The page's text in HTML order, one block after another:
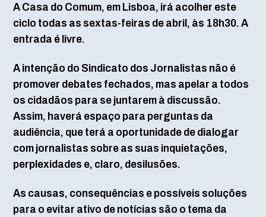
A Casa do Comum, em Lisboa, irá acolher este
ciclo todas as sextas-feiras de abril, às 18h30. A
entrada é livre.
A intenção do Sindicato dos Jornalistas não é
promover debates fechados, mas apelar a todos
os cidadãos para se juntarem à discussão.
Assim, haverá espaço para perguntas da
audiência, que terá a oportunidade de dialogar
com jornalistas sobre as suas inquietações,
perplexidades e, claro, desilusões.
As causas, consequências e possíveis soluções
para o evitar ativo de notícias são o tema da